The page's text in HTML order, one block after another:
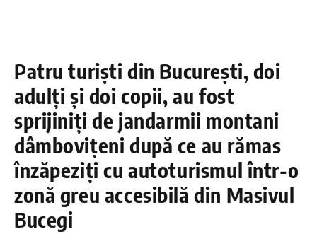
Patru turiști din București, doi
adulți și doi copii, au fost
sprijiniți de jandarmii montani
dâmbovițeni după ce au rămas
înzăpeziți cu autoturismul într-o
zonă greu accesibilă din Masivul
Bucegi